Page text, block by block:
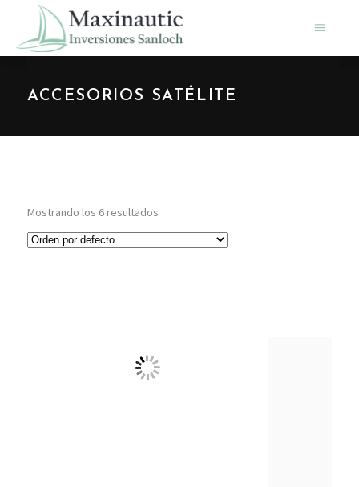
ACCESORIOS SATÉLITE
Mostrando los 6 resultados